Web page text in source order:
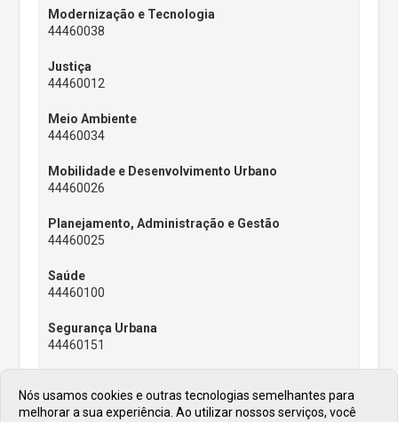
Modernização e Tecnologia
44460038
Justiça
44460012
Meio Ambiente
44460034
Mobilidade e Desenvolvimento Urbano
44460026
Planejamento, Administração e Gestão
44460025
Saúde
44460100
Segurança Urbana
44460151
44460018
Nós usamos cookies e outras tecnologias semelhantes para
melhorar a sua experiência. Ao utilizar nossos serviços, você